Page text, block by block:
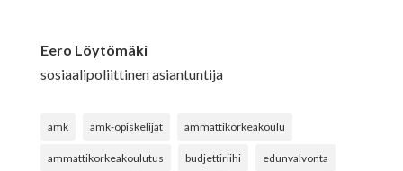
Eero Löytömäki
sosiaalipoliittinen asiantuntija
amk amk-opiskelijat ammattikorkeakoulu
ammattikorkeakoulutus budjettiriihi edunvalvonta